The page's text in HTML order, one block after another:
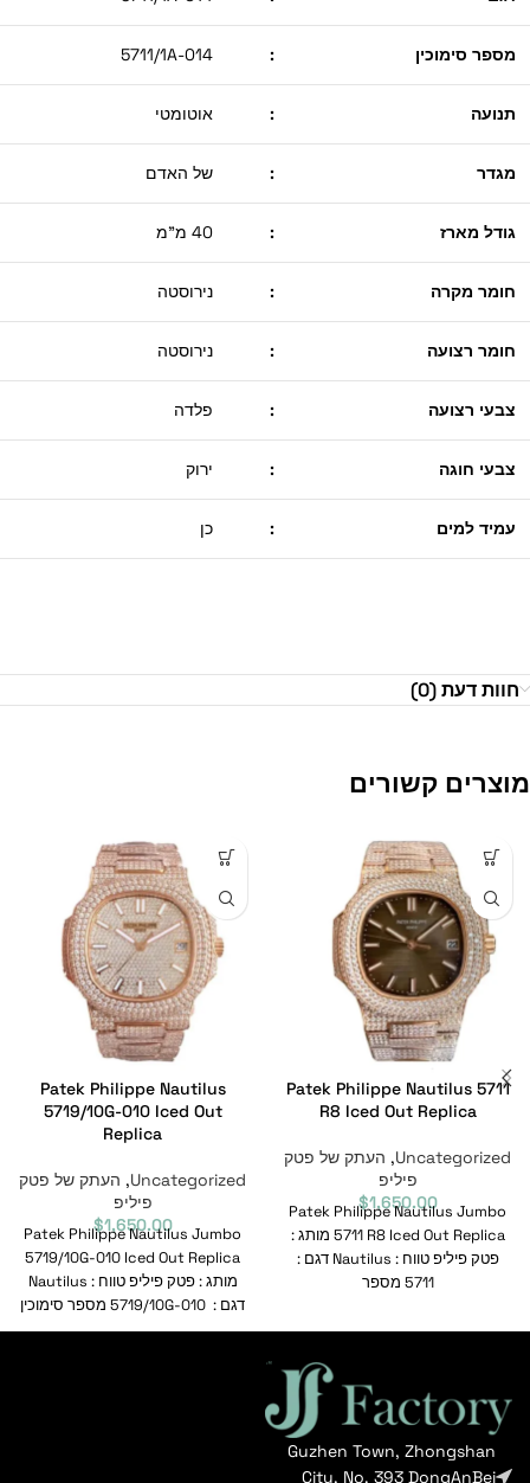
מספר סימוכין :
5711/1A-014
תנועה : אוטומטי
מגדר : של האדם
גודל מארז : 40 מ"מ
חומר מקרה : נירוסטה
חומר רצועה : נירוסטה
צבעי רצועה : פלדה
צבעי חוגה : ירוק
עמיד למים : כן
חוות דעת (0)
מוצרים קשורים
Patek Philippe Nautilus 5711
R8 Iced Out Replica
Uncategorized
, העתק של פטק
פיליפ
$1,650.00
Patek Philippe Nautilus Jumbo
5711 R8 Iced Out Replica מותג :
פטק פיליפ טווח : Nautilus דגם :
5711 מספר
Patek Philippe Nautilus
5719/10G-010 Iced Out
Replica
Uncategorized
, העתק של פטק
פיליפ
$1,650.00
Patek Philippe Nautilus Jumbo
5719/10G-010 Iced Out Replica
מותג : פטק פיליפ טווח : Nautilus
דגם : 5719/10G-010 מספר סימוכין
Guzhen Town, Zhongshan
City, No. 393 DongAnBei